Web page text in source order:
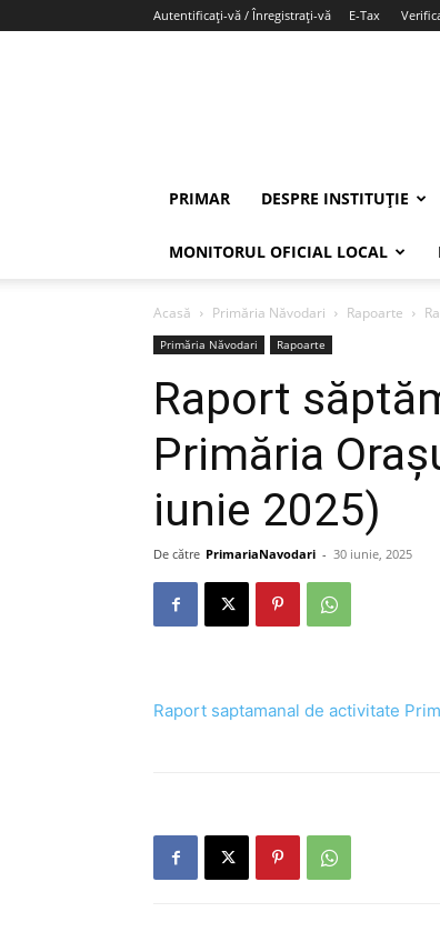
Autentificați-vă / Înregistrați-vă E-Tax
PRIMAR DESPRE INSTITUȚIE
MONITORUL OFICIAL LOCAL
Acasă Primăria Năvodari Rapoarte
Primăria Năvodari Rapoarte
Raport
Primăria
iunie 2025)
De către PrimariaNavodari - 30 iunie, 2025
Raport saptamanal de activitate